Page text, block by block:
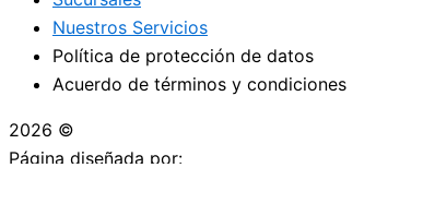
Nuestros Servicios
Política de protección de datos
Acuerdo de términos y condiciones
2026 ©
Página diseñada por: